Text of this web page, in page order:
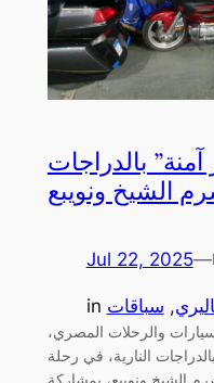
بالدراجات
الشيخ ونويبع
Jul 22, 2025—
in , سباقات
والرحلات المصري،
النارية، في رحلة
الشيخ ونويبع، بمشاركة